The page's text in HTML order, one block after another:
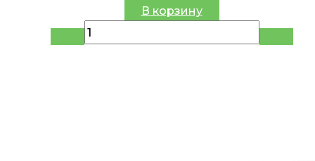
В корзину